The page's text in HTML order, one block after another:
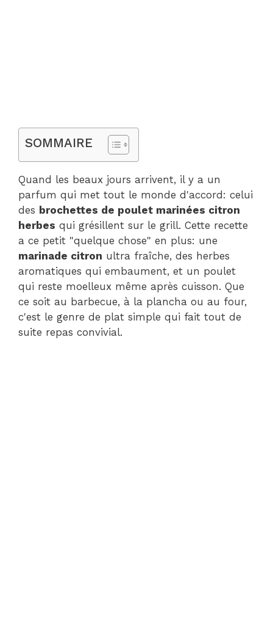
SOMMAIRE
Quand les beaux jours arrivent, il y a un
parfum qui met tout le monde d'accord: celui
des brochettes de poulet marinées citron
herbes qui grésillent sur le grill. Cette recette
a ce petit "quelque chose" en plus: une
marinade citron ultra fraîche, des herbes
aromatiques qui embaument, et un poulet
qui reste moelleux même après cuisson. Que
ce soit au barbecue, à la plancha ou au four,
c'est le genre de plat simple qui fait tout de
suite repas convivial.